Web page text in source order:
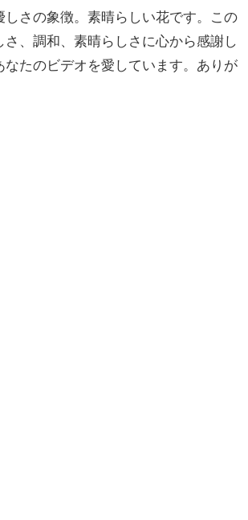
しさの象徴。素晴らしい花です。この
さ、調和、素晴らしさに心から感謝し
なたのビデオを愛しています。ありが